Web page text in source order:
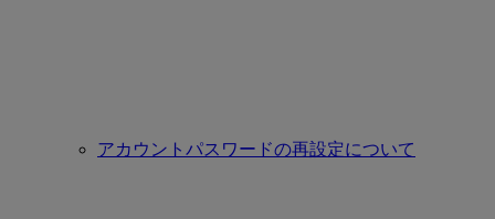
アカウントパスワードの再設定について